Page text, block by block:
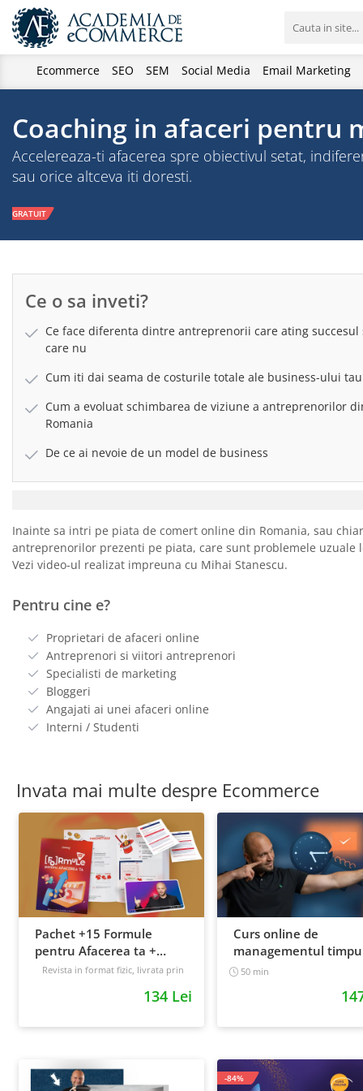
Ecommerce SEO SEM Social Media Email Marketing
Coaching in afaceri pentru
Accelereaza-ti afacerea spre obiectivul setat,
sau orice altceva iti doresti.
GRATUIT
Ce o sa inveti?
Ce face diferenta dintre antreprenorii care ating succesul
care nu
Cum iti dai seama de costurile totale ale business-ului tau
Cum a evoluat schimbarea de viziune a antreprenorilor
Romania
De ce ai nevoie de un model de business
Inainte sa intri pe piata de comert online din Romania, sau
antreprenorilor prezenti pe piata, care sunt problemele
Vezi video-ul realizat impreuna cu Mihai Stanescu.
Pentru cine e?
Proprietari de afaceri online
Antreprenori si viitori antreprenori
Specialisti de marketing
Bloggeri
Angajati ai unei afaceri online
Interni / Studenti
Invata mai multe despre Ecommerce
Pachet +15 Formule
pentru Afacerea ta +
Prompt-uri dedicate +
Revista in format fizic, livrata prin
134 Lei
Curs online de
managementul
cum sa prioritizezi si
50 min
-84%